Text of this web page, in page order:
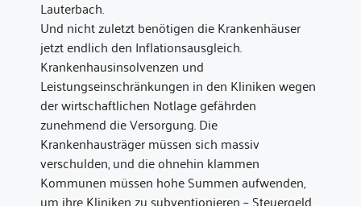
Lauterbach.
Und nicht zuletzt benötigen die Krankenhäuser
jetzt endlich den Inflationsausgleich.
Krankenhausinsolvenzen und
Leistungseinschränkungen in den Kliniken wegen
der wirtschaftlichen Notlage gefährden
zunehmend die Versorgung. Die
Krankenhausträger müssen sich massiv
verschulden, und die ohnehin klammen
Kommunen müssen hohe Summen aufwenden,